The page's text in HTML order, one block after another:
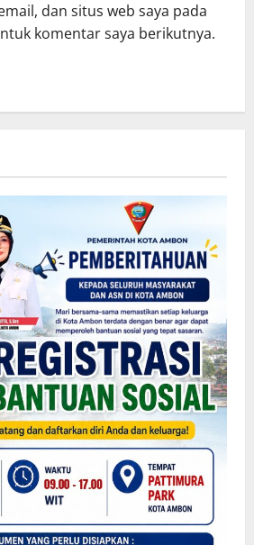
dan situs web saya pada
komentar saya berikutnya.